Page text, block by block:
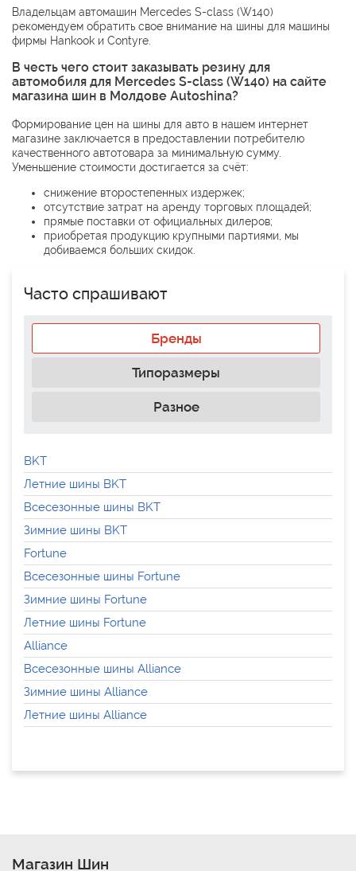
Владельцам автомашин Mercedes S-class (W140)
рекомендуем обратить свое внимание на шины для машины
фирмы Hankook и Contyre
В честь чего стоит заказывать резину для
автомобиля для Mercedes S-class (W140) на сайте
магазина шин в Молдове Autoshina?
Формирование цен на шины для авто в нашем интернет
магазине заключается в предоставлении потребителю
качественного автотовара за минимальную сумму.
Уменьшение стоимости достигается за счёт:
снижение второстепенных издержек;
отсутствие затрат на аренду торговых площадей;
прямые поставки от официальных дилеров;
приобретая продукцию крупными партиями, мы
добиваемся больших скидок.
Часто спрашивают
Бренды
Типоразмеры
Разное
BKT
Летние шины BKT
Всесезонные шины BKT
Зимние шины BKT
Fortune
Всесезонные шины Fortune
Зимние шины Fortune
Летние шины Fortune
Alliance
Всесезонные шины Alliance
Зимние шины Alliance
Летние шины Alliance
Магазин Шин